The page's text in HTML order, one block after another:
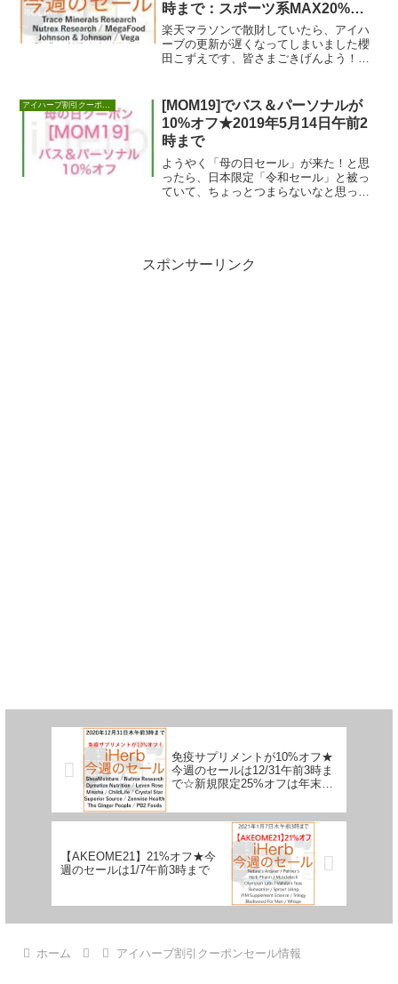
時まで：スポーツ系MAX20%オ
フも
楽天マラソンで散財していたら、アイハ
ーブの更新が遅くなってしまいました櫻
田こずえです、皆さまごきげんよう！い
アイハーブ割引クーポンセール情報
[MOM19]でバス＆パーソナルが
10%オフ★2019年5月14日午前2
時まで
ようやく「母の日セール」が来た！と思
ったら、日本限定「令和セール」と被っ
ていて、ちょっとつまらないなと思って
スポンサーリンク
免疫サプリメントが10%オフ★
今週のセールは12/31午前3時ま
で☆新規限定25%オフは年末ま
【AKEOME21】21%オフ★今
週のセールは1/7午前3時まで
ホーム アイハーブ割引クーポンセール情報